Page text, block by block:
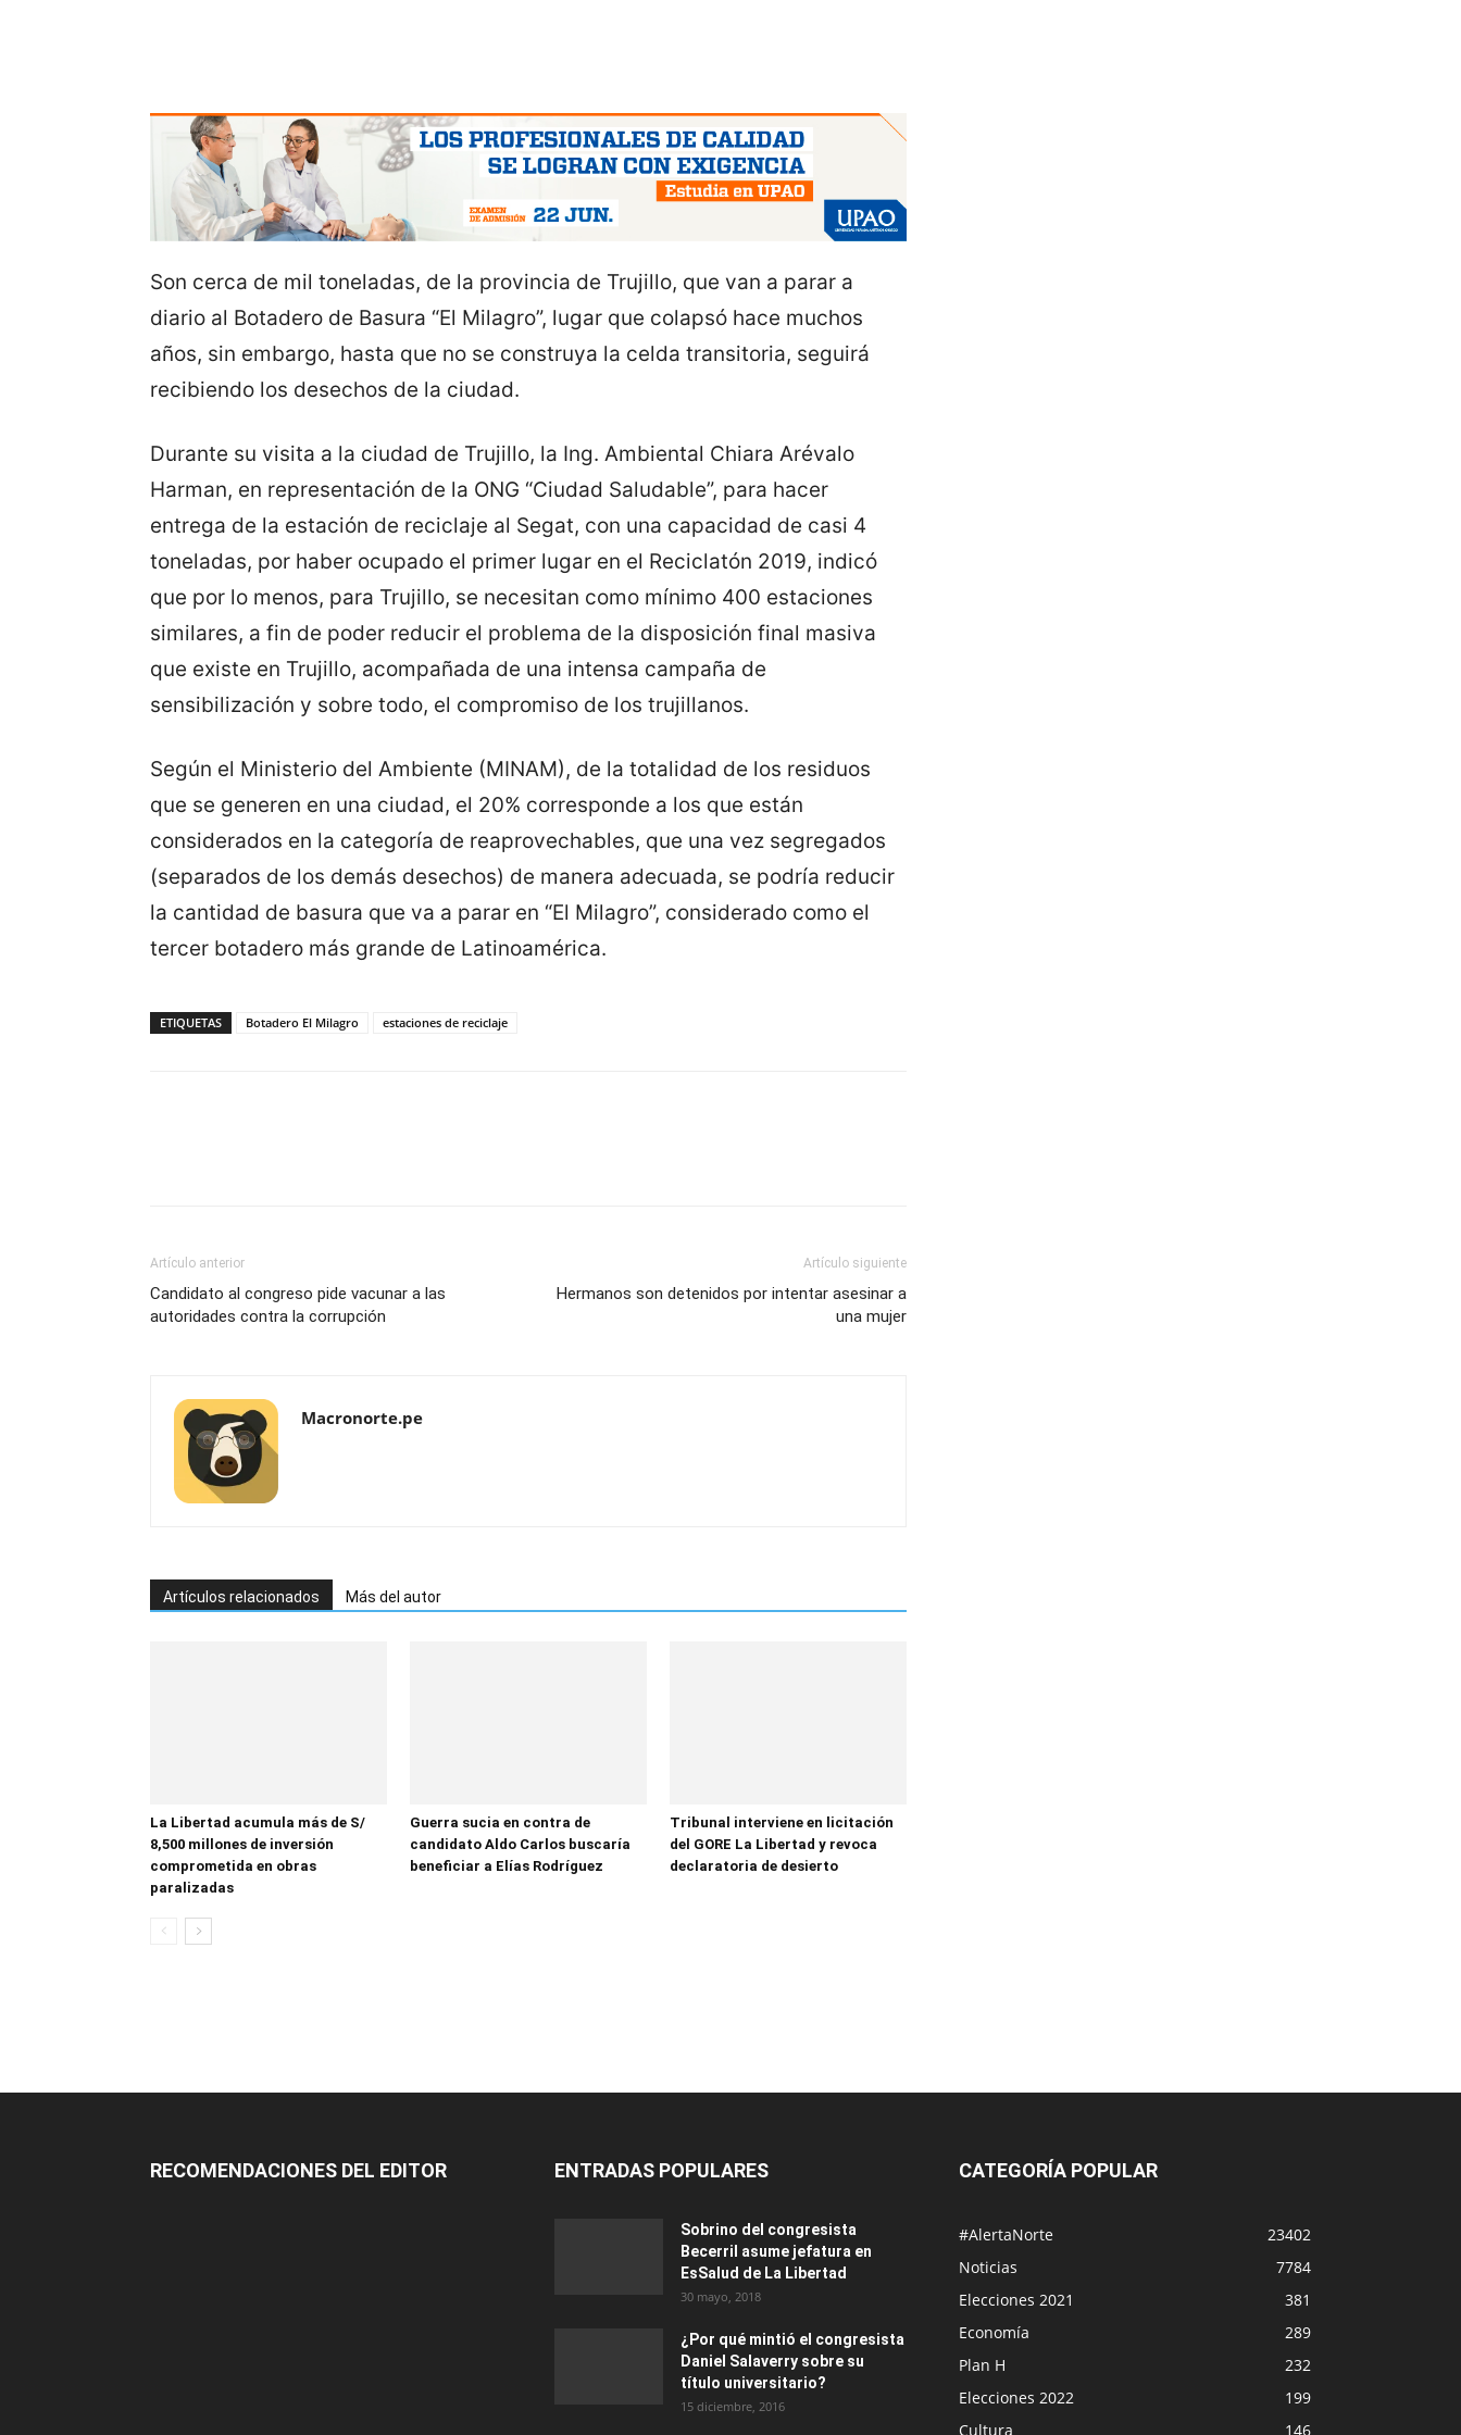
Son cerca de mil toneladas, de la provincia de Trujillo, que van a parar a
diario al Botadero de Basura “El Milagro”, lugar que colapsó hace muchos
años, sin embargo, hasta que no se construya la celda transitoria, seguirá
recibiendo los desechos de la ciudad.
Durante su visita a la ciudad de Trujillo, la Ing. Ambiental Chiara Arévalo
Harman, en representación de la ONG “Ciudad Saludable”, para hacer
entrega de la estación de reciclaje al Segat, con una capacidad de casi 4
toneladas, por haber ocupado el primer lugar en el Reciclatón 2019, indicó
que por lo menos, para Trujillo, se necesitan como mínimo 400 estaciones
similares, a fin de poder reducir el problema de la disposición final masiva
que existe en Trujillo, acompañada de una intensa campaña de
sensibilización y sobre todo, el compromiso de los trujillanos.
Según el Ministerio del Ambiente (MINAM), de la totalidad de los residuos
que se generen en una ciudad, el 20% corresponde a los que están
considerados en la categoría de reaprovechables, que una vez segregados
(separados de los demás desechos) de manera adecuada, se podría reducir
la cantidad de basura que va a parar en “El Milagro”, considerado como el
tercer botadero más grande de Latinoamérica.
ETIQUETAS Botadero El Milagro estaciones de reciclaje
Artículo anterior
Candidato al congreso pide vacunar a las
autoridades contra la corrupción
Artículo siguiente
Hermanos son detenidos por intentar asesinar a
una mujer
Macronorte.pe
Artículos relacionados Más del autor
La Libertad acumula más de S/
8,500 millones de inversión
comprometida en obras
paralizadas
Guerra sucia en contra de
candidato Aldo Carlos buscaría
beneficiar a Elías Rodríguez
Tribunal interviene en licitación
del GORE La Libertad y revoca
declaratoria de desierto
RECOMENDACIONES DEL EDITOR ENTRADAS POPULARES
Sobrino del congresista
Becerril asume jefatura en
EsSalud de La Libertad
30 mayo, 2018
¿Por qué mintió el congresista
Daniel Salaverry sobre su
título universitario?
15 diciembre, 2016
CATEGORÍA POPULAR
#AlertaNorte
23402
Noticias
7784
Elecciones 2021
381
Economía
289
Plan H
232
Elecciones 2022
199
Cultura
146